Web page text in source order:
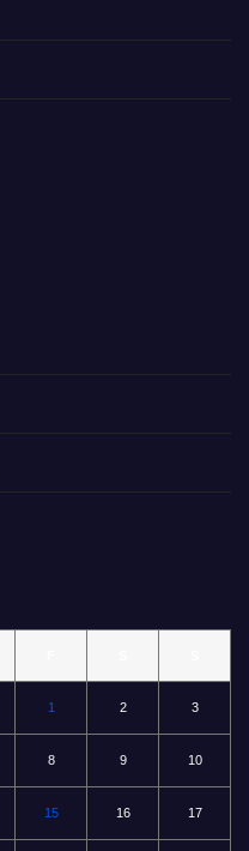
1 2 3
8 9 10
15 16 17